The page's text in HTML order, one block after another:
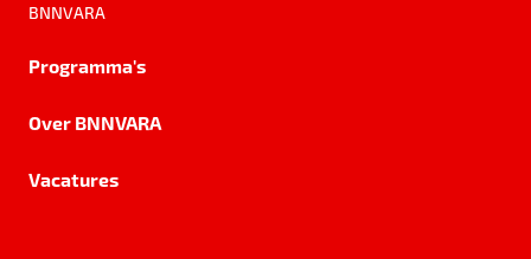
BNNVARA
Programma's
Over BNNVARA
Vacatures